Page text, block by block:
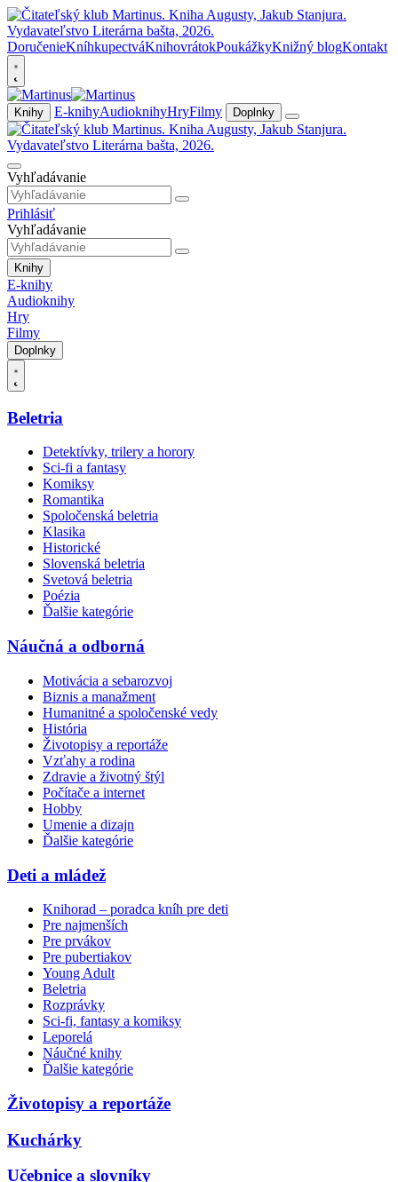
DoručenieKníhkupectváKnihovrátokPoukážkyKnižný blogKontakt
Knihy E-knihyAudioknihyHryFilmy Doplnky
Vyhľadávanie
Prihlásiť
Vyhľadávanie
Knihy
E-knihy
Audioknihy
Hry
Filmy
Doplnky
Beletria
Detektívky, trilery a horory
Sci-fi a fantasy
Komiksy
Romantika
Spoločenská beletria
Klasika
Historické
Slovenská beletria
Svetová beletria
Poézia
Ďalšie kategórie
Náučná a odborná
Motivácia a sebarozvoj
Biznis a manažment
Humanitné a spoločenské vedy
História
Životopisy a reportáže
Vzťahy a rodina
Zdravie a životný štýl
Počítače a internet
Hobby
Umenie a dizajn
Ďalšie kategórie
Deti a mládež
Knihorad – poradca kníh pre deti
Pre najmenších
Pre prvákov
Pre pubertiakov
Young Adult
Beletria
Rozprávky
Sci-fi, fantasy a komiksy
Leporelá
Náučné knihy
Ďalšie kategórie
Životopisy a reportáže
Kuchárky
Učebnice a slovníky